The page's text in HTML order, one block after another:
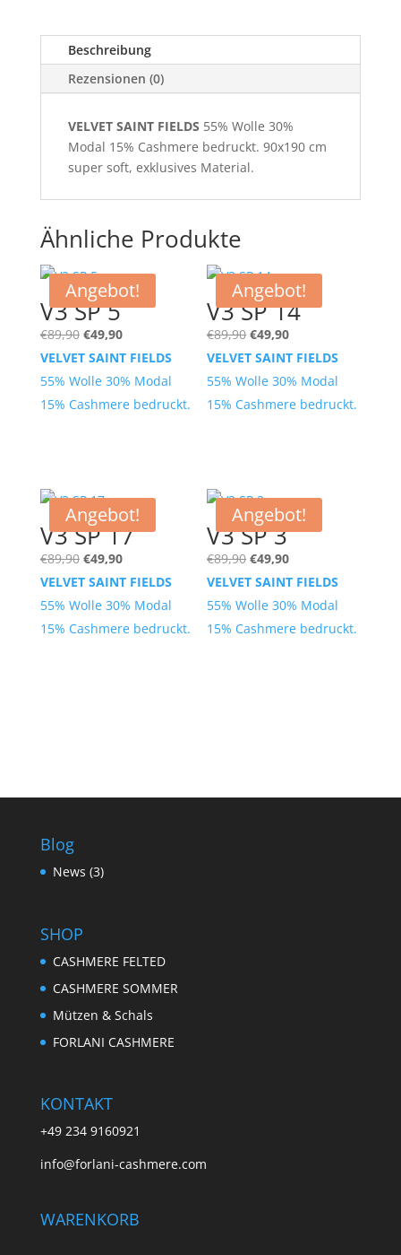
Beschreibung
Rezensionen (0)
VELVET SAINT FIELDS 55% Wolle 30%
Modal 15% Cashmere bedruckt. 90x190 cm
super soft, exklusives Material.
Ähnliche Produkte
Angebot!
V3 SP 5
€89,90 Ursprünglicher
Preis
war:
€89,90
€49,90Aktueller
Preis
ist:
€49,90.
VELVET SAINT FIELDS
55% Wolle 30% Modal
15% Cashmere bedruckt.
Angebot!
V3 SP 14
€89,90 Ursprünglicher
Preis
war:
€89,90
€49,90Aktueller
Preis
ist:
€49,90.
VELVET SAINT FIELDS
55% Wolle 30% Modal
15% Cashmere bedruckt.
Angebot!
V3 SP 17
€89,90 Ursprünglicher
Preis
war:
€89,90
€49,90Aktueller
Preis
ist:
€49,90.
VELVET SAINT FIELDS
55% Wolle 30% Modal
15% Cashmere bedruckt.
Angebot!
V3 SP 3
€89,90 Ursprünglicher
Preis
war:
€89,90
€49,90Aktueller
Preis
ist:
€49,90.
VELVET SAINT FIELDS
55% Wolle 30% Modal
15% Cashmere bedruckt.
Blog
News (3)
SHOP
CASHMERE FELTED
CASHMERE SOMMER
Mützen & Schals
FORLANI CASHMERE
KONTAKT
+49 234 9160921
info@forlani-cashmere.com
WARENKORB